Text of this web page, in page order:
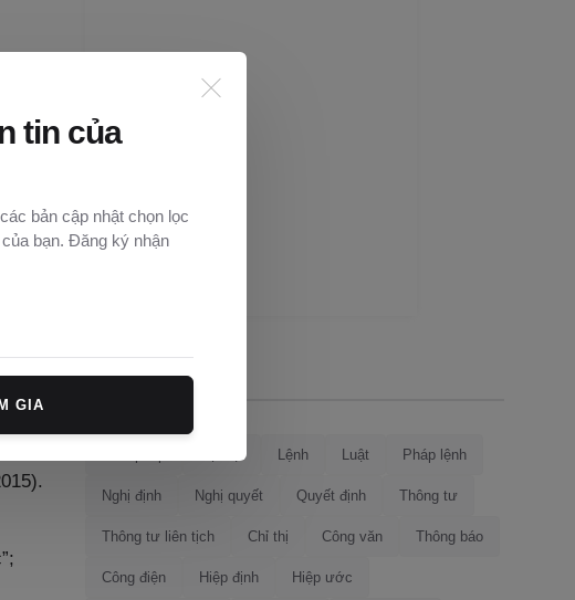
định
sự
Loại văn bản
Lệnh Luật Pháp lệnh
Nghị định Nghị quyết Quyết định Thông tư
Thông tư liên tịch Chỉ thị Công văn Thông báo
Công điện Hiệp định Hiệp ước
tin của
bản cập nhật chọn lọc
bạn. Đăng ký nhận
GIA